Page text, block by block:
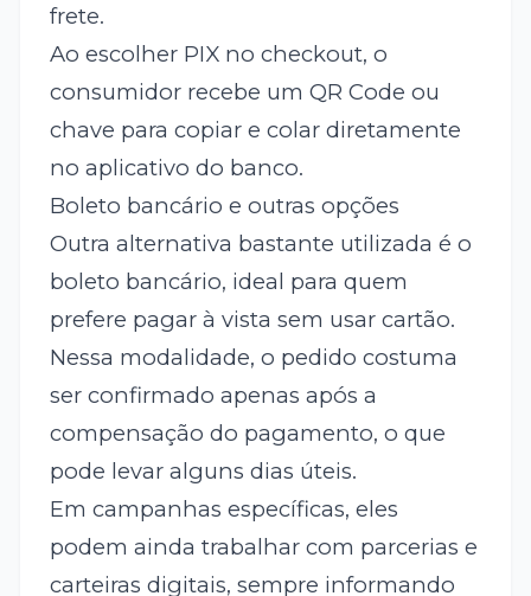
frete.
Ao escolher PIX no checkout, o
consumidor recebe um QR Code ou
chave para copiar e colar diretamente
no aplicativo do banco.
Boleto bancário e outras opções
Outra alternativa bastante utilizada é o
boleto bancário, ideal para quem
prefere pagar à vista sem usar cartão.
Nessa modalidade, o pedido costuma
ser confirmado apenas após a
compensação do pagamento, o que
pode levar alguns dias úteis.
Em campanhas específicas, eles
podem ainda trabalhar com parcerias e
carteiras digitais, sempre informando